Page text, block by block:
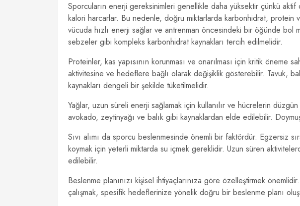
Sporcuların enerji gereksinimleri genellikle daha yüksektir çünkü
kalori harcarlar. Bu nedenle, doğru miktarlarda karbonhidrat, protein
vücuda hızlı enerji sağlar ve antrenman öncesindeki bir öğünde bol
sebzeler gibi kompleks karbonhidrat kaynakları tercih edilmelidir.
Proteinler, kas yapısının korunması ve onarılması için kritik öneme
aktivitesine ve hedeflere bağlı olarak değişiklik gösterebilir. Tavuk,
kaynakları dengeli bir şekilde tüketilmelidir.
Yağlar, uzun süreli enerji sağlamak için kullanılır ve hücrelerin düzgün
avokado, zeytinyağı ve balık gibi kaynaklardan elde edilebilir. Doymuş
Sıvı alımı da sporcu beslenmesinde önemli bir faktördür. Egzersiz
koymak için yeterli miktarda su içmek gereklidir. Uzun süren
edilebilir.
Beslenme planınızı kişisel ihtiyaçlarınıza göre özelleştirmek
çalışmak, spesifik hedeflerinize yönelik doğru bir beslenme planı